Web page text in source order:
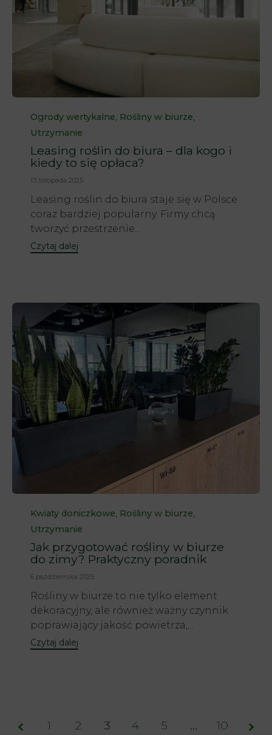
Category
Ogrody wertykalne, Rośliny w biurze,
Utrzymanie
Leasing roślin do biura – dla kogo i
kiedy to się opłaca?
13 listopada 2025
Leasing roślin do biura staje się w Polsce
coraz bardziej popularny. Firmy chcą
tworzyć przestrzenie...
Czytaj dalej
Category
Kwiaty doniczkowe, Rośliny w biurze,
Utrzymanie
Jak przygotować rośliny w biurze
do zimy? Praktyczny poradnik
6 października 2025
Rośliny w biurze to nie tylko element
dekoracyjny, ale również ważny czynnik
poprawiający jakość powietrza,...
Czytaj dalej
Page
1 2 3 4 5 … 10